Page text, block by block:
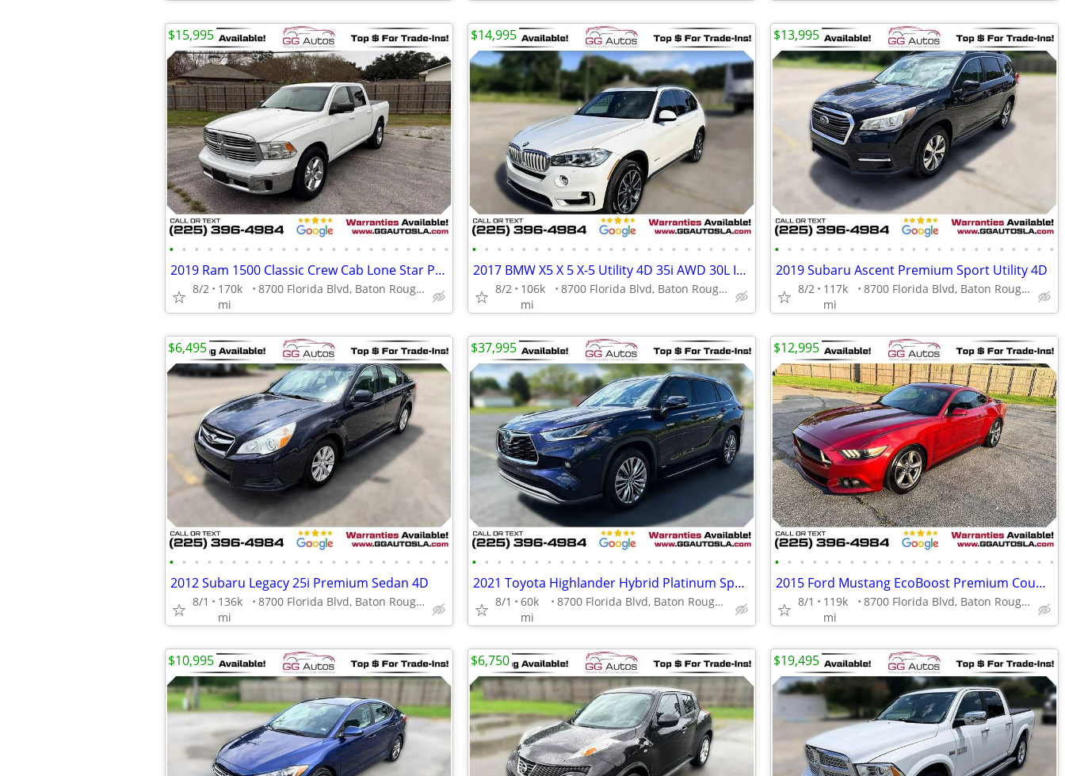
• • • • • • • • • • • • • • • • • • • • • • •
2019 Ram 1500 Classic Crew Cab Lone Star Pickup 4D 5 12 ft
8/2
170k
mi
8700 Florida Blvd, Baton Rouge, LA 70815
$15,995
• • • • • • • • • • • • • • • • • • • • • • •
2017 BMW X5 X 5 X-5 Utility 4D 35i AWD 30L I6 Turbo
8/2
106k
mi
8700 Florida Blvd, Baton Rouge, LA 70815
$14,995
• • • • • • • • • • • • • • • • • • • • • • •
2019 Subaru Ascent Premium Sport Utility 4D
8/2
117k
mi
8700 Florida Blvd, Baton Rouge, LA 70815
$13,995
• • • • • • • • • • • • • • • • • • • • • • •
2012 Subaru Legacy 25i Premium Sedan 4D
8/1
136k
mi
8700 Florida Blvd, Baton Rouge, LA 70815
$6,495
• • • • • • • • • • • • • • • • • • • • • • •
2021 Toyota Highlander Hybrid Platinum Sport Utility 4D
8/1
60k
mi
8700 Florida Blvd, Baton Rouge, LA 70815
$37,995
• • • • • • • • • • • • • • • • • • • • • • •
2015 Ford Mustang EcoBoost Premium Coupe 2D
8/1
119k
mi
8700 Florida Blvd, Baton Rouge, LA 70815
$12,995
$10,995 $6,750 $19,495